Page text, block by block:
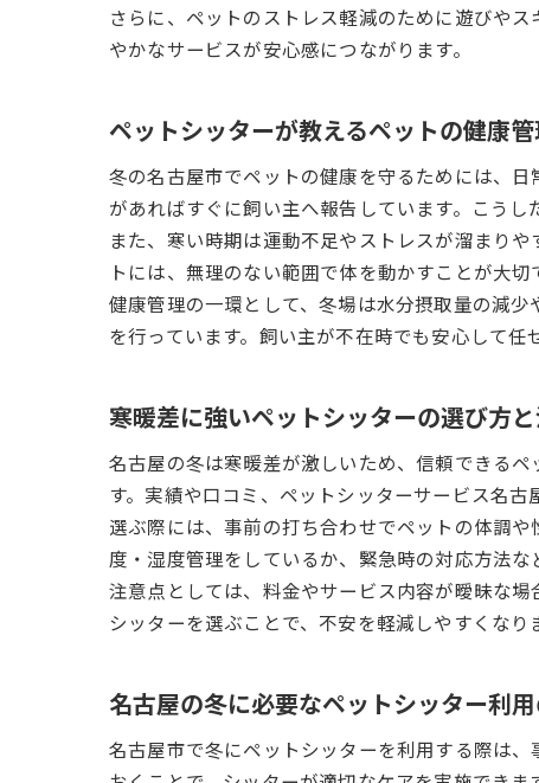
さらに、ペットのストレス軽減のために遊びや
やかなサービスが安心感につながります。
ペットシッターが教えるペットの健康
冬の名古屋市でペットの健康を守るためには、
があればすぐに飼い主へ報告しています。こうし
また、寒い時期は運動不足やストレスが溜まり
トには、無理のない範囲で体を動かすことが大切
健康管理の一環として、冬場は水分摂取量の減
を行っています。飼い主が不在時でも安心して任
寒暖差に強いペットシッターの選び方
名古屋の冬は寒暖差が激しいため、信頼できる
す。実績や口コミ、ペットシッターサービス名
選ぶ際には、事前の打ち合わせでペットの体調
度・湿度管理をしているか、緊急時の対応方法な
注意点としては、料金やサービス内容が曖昧な
シッターを選ぶことで、不安を軽減しやすくなり
名古屋の冬に必要なペットシッター利
名古屋市で冬にペットシッターを利用する際は